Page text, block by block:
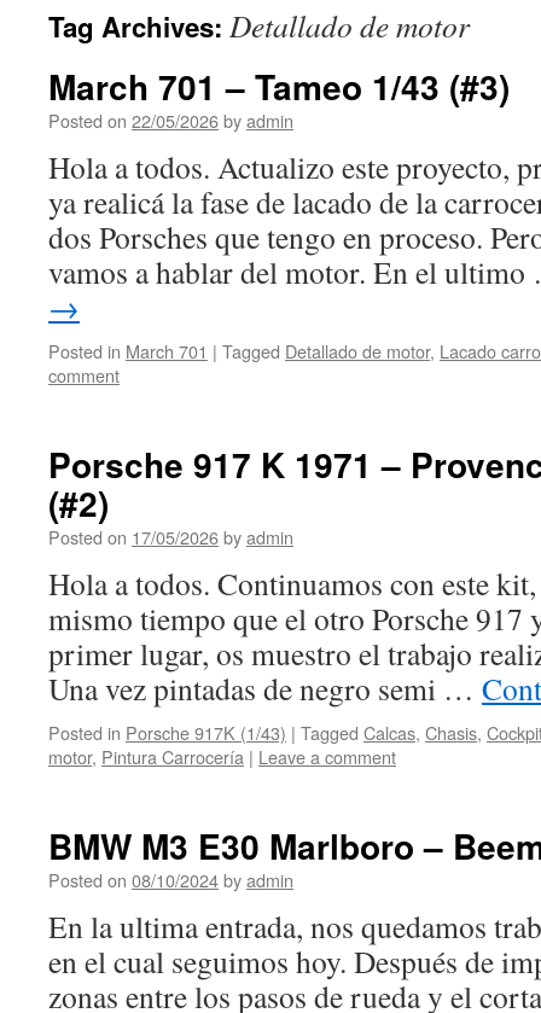
Tag Archives: Detallado de motor
March 701 – Tameo 1/43 (#3)
Posted on 22/05/2026byadmin
Hola a todos. Actualizo este proyecto,
ya realicá la fase de lacado de la
dos Porsches que tengo en proceso.
vamos a hablar del motor. En el
→
Posted in March 701 | Tagged Detallado de motor, Lacado
comment
Porsche 917 K 1971 –
(#2)
Posted on 17/05/2026byadmin
Hola a todos. Continuamos con este
mismo tiempo que el otro Porsche 917
primer lugar, os muestro el trabajo
Una vez pintadas de negro semi …
Posted in Porsche 917K (1/43) | Tagged Calcas, Chasis,
motor, Pintura Carrocería | Leave a comment
BMW M3 E30 Marlboro –
Posted on 08/10/2024byadmin
En la ultima entrada, nos quedamos
en el cual seguimos hoy. Después de
zonas entre los pasos de rueda y el